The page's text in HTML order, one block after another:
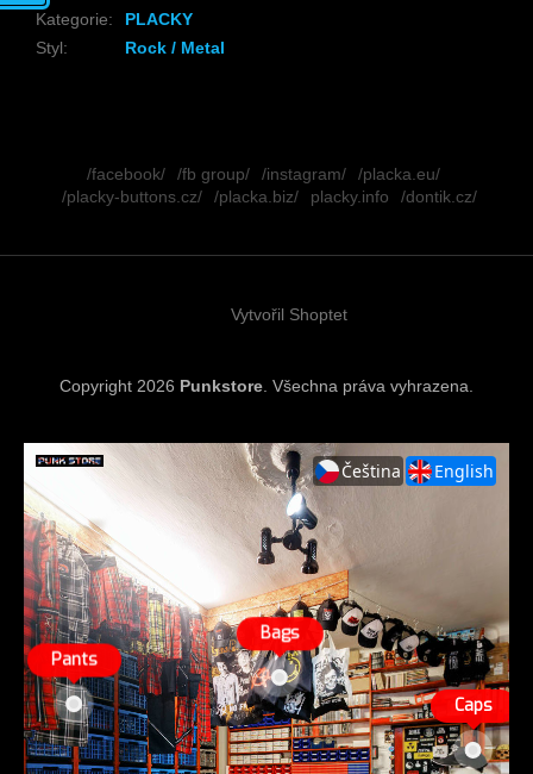
Kategorie:
PLACKY
Styl: Rock / Metal
/facebook/ /fb group/ /instagram/
/placka.eu/
/placky-buttons.cz/
/placka.biz/ placky.info /dontik.cz/
Vytvořil Shoptet
Copyright 2026 Punkstore . Všechna práva vyhrazena.